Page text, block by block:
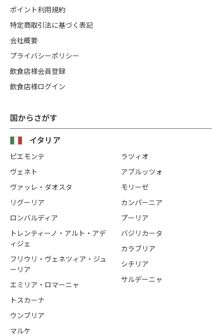
国からさがす
イタリア
ピエモンテ
ヴェネト
ヴァッレ・ダオスタ
リグーリア
ロンバルディア
トレンティーノ・アルト・アデ
ィジェ
フリウリ・ヴェネツィア・ジュ
ーリア
エミリア・ロマーニャ
トスカーナ
ウンブリア
マルケ
ラツィオ
アブルッツォ
モリーゼ
カンパーニア
プーリア
バジリカータ
カラブリア
シチリア
サルデーニャ
ポイント利用規約
特定商取引法に基づく表記
会社概要
プライバシーポリシー
飲食店様会員登録
飲食店様ログイン